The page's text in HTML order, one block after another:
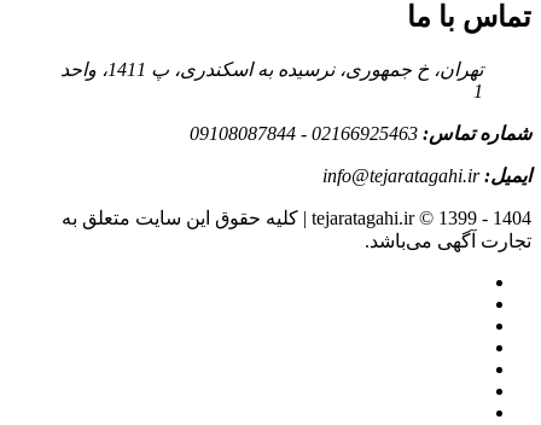
تماس با ما
تهران، خ جمهوری، نرسیده به اسکندری، پ 1411، واحد
1
شماره تماس: 02166925463 - 09108087844
ایمیل:info@tejaratagahi.ir
tejaratagahi.ir © 1399 - 1404 | کلیه حقوق این سایت متعلق به
تجارت آگهی می‌باشد.